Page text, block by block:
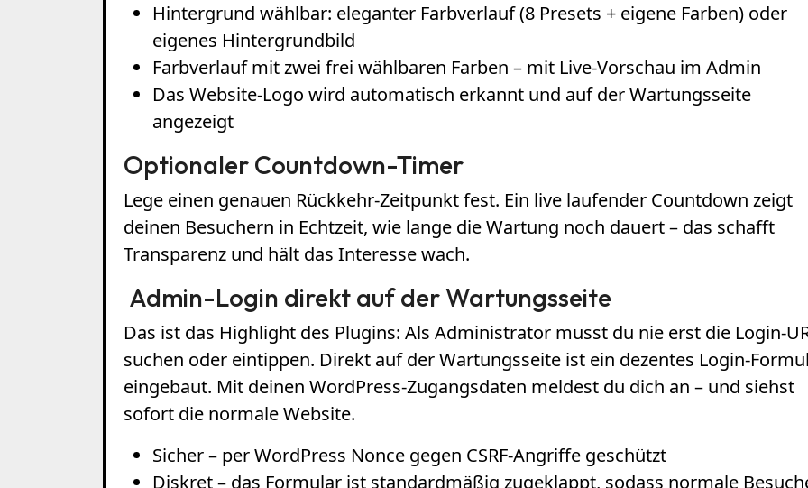
Hintergrund wählbar: eleganter Farbverlauf (8 Presets + eigene Farben) oder
eigenes Hintergrundbild
Farbverlauf mit zwei frei wählbaren Farben – mit Live-Vorschau im Admin
Das Website-Logo wird automatisch erkannt und auf der Wartungsseite
angezeigt
Optionaler Countdown-Timer
Lege einen genauen Rückkehr-Zeitpunkt fest. Ein live laufender Countdown zeigt
deinen Besuchern in Echtzeit, wie lange die Wartung noch dauert – das schafft
Transparenz und hält das Interesse wach.
Admin-Login direkt auf der Wartungsseite
Das ist das Highlight des Plugins: Als Administrator musst du nie erst die Login-
suchen oder eintippen. Direkt auf der Wartungsseite ist ein dezentes Login-
eingebaut. Mit deinen WordPress-Zugangsdaten meldest du dich an – und siehst
sofort die normale Website.
Sicher – per WordPress Nonce gegen CSRF-Angriffe geschützt
Diskret – das Formular ist standardmäßig zugeklappt, sodass normale